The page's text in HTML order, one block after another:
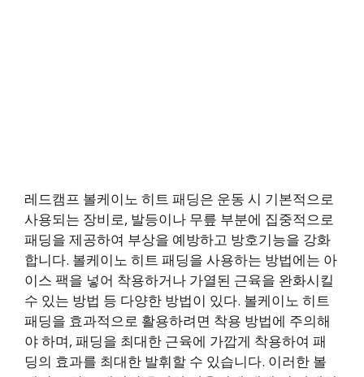
레드캠프 볼케이노 히트 패딩은 운동 시 기본적으로
사용되는 장비로, 발등이나 무릎 부분에 집중적으로
패딩을 제공하여 부상을 예방하고 방호기능을 강화
합니다. 볼케이노 히트 패딩을 사용하는 방법에는 아
이스 팩을 넣어 착용하거나 가열된 근육을 완화시킬
수 있는 방법 등 다양한 방법이 있다. 볼케이노 히트
패딩을 효과적으로 활용하려면 착용 방법에 주의해
야 하며, 패딩을 최대한 근육에 가깝게 착용하여 패
딩의 효과를 최대한 발휘할 수 있습니다. 이러한 볼